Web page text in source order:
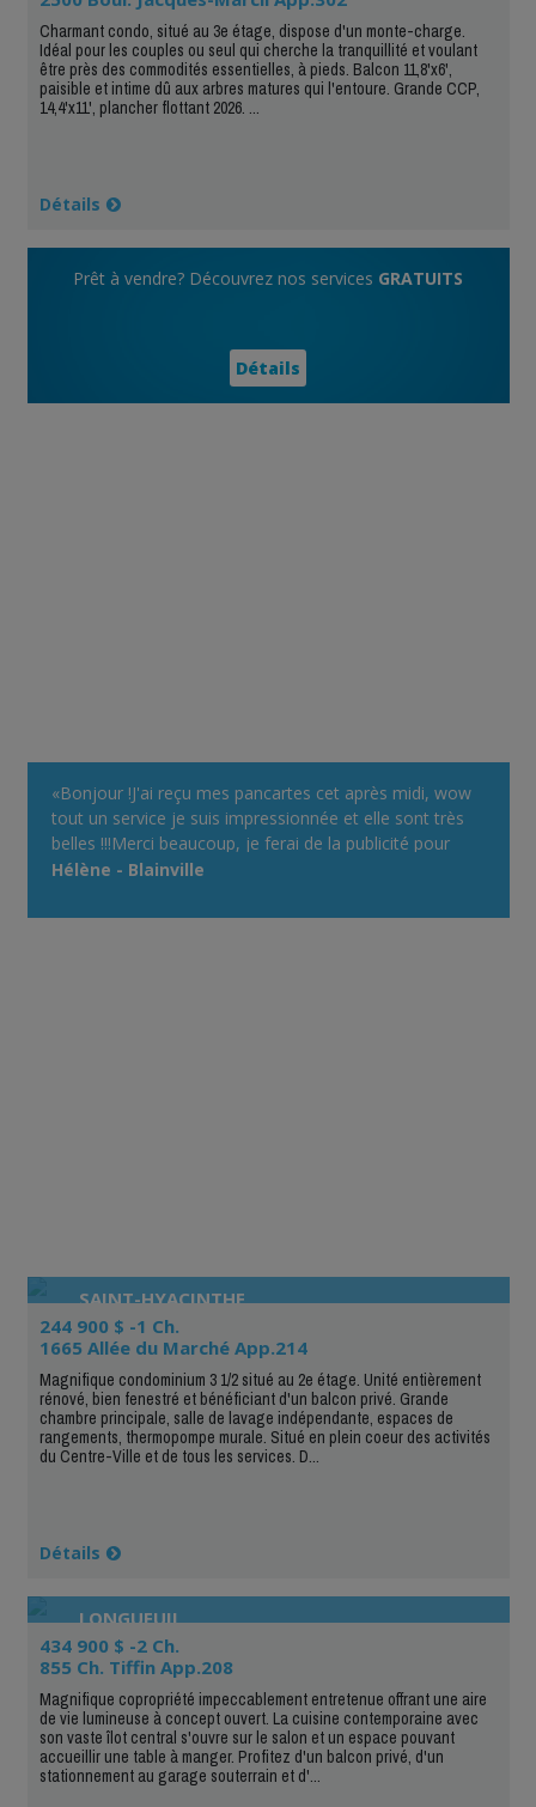
Charmant condo, situé au 3e étage, dispose d'un monte-charge.
Idéal pour les couples ou seul qui cherche la tranquillité et voulant
être près des commodités essentielles, à pieds. Balcon 11,8'x6',
paisible et intime dû aux arbres matures qui l'entoure. Grande CCP,
14,4'x11', plancher flottant 2026. ...
Détails
Prêt à vendre? Découvrez nos services GRATUITS
Détails
«Bonjour !J'ai reçu mes pancartes cet après midi, wow
tout un service je suis impressionnée et elle sont très
belles !!!Merci beaucoup, je ferai de la publicité pour
votre site devant mon chalet, avec plaisir !Bonne
Hélène - Blainville
SAINT-HYACINTHE
244 900 $ -1 Ch.
1665 Allée du Marché App.214
Magnifique condominium 3 1/2 situé au 2e étage. Unité entièrement
rénové, bien fenestré et bénéficiant d'un balcon privé. Grande
chambre principale, salle de lavage indépendante, espaces de
rangements, thermopompe murale. Situé en plein coeur des activités
du Centre-Ville et de tous les services. D...
Détails
LONGUEUIL
434 900 $ -2 Ch.
855 Ch. Tiffin App.208
Magnifique copropriété impeccablement entretenue offrant une aire
de vie lumineuse à concept ouvert. La cuisine contemporaine avec
son vaste îlot central s'ouvre sur le salon et un espace pouvant
accueillir une table à manger. Profitez d'un balcon privé, d'un
stationnement au garage souterrain et d'...